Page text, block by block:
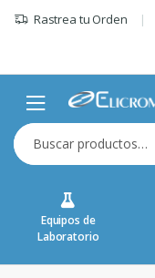
Rastrea tu Orden
Buscar
por:
Equipos de
Laboratorio